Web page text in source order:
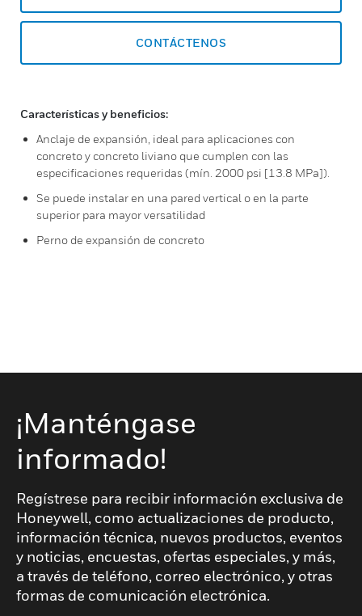
CONTÁCTENOS
Características y beneficios:
Anclaje de expansión, ideal para aplicaciones con
concreto y concreto liviano que cumplen con las
especificaciones requeridas (mín. 2000 psi [13.8 MPa]).
Se puede instalar en una pared vertical o en la parte
superior para mayor versatilidad
Perno de expansión de concreto
¡Manténgase
informado!
Regístrese para recibir información exclusiva de
Honeywell, como actualizaciones de producto,
información técnica, nuevos productos, eventos
y noticias, encuestas, ofertas especiales, y más,
a través de teléfono, correo electrónico, y otras
formas de comunicación electrónica.